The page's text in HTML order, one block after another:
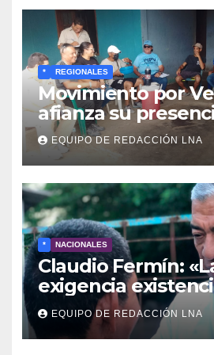
* REGIONALES
Movimiento por
afianza su
comunitaria en La
y otras
Anzoátegui
EQUIPO DE REDACCIÓN LNA
* NACIONALES
Claudio Fermín:
exigencia
defensa de la
EQUIPO DE REDACCIÓN LNA